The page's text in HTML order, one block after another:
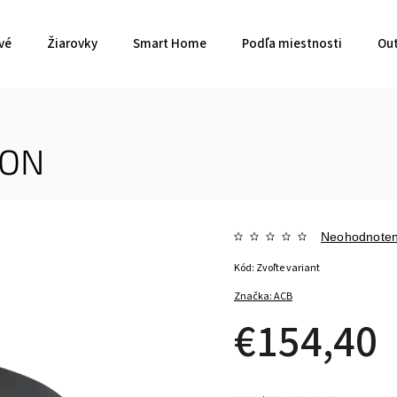
Žiarovky Smart Home Podľa miestnosti
Značka:ACB
€154,40
Kód: Zvoľte variant